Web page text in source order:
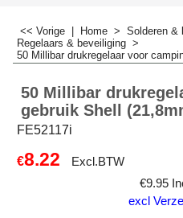
<< Vorige Home > Solderen &
Regelaars & beveiliging >
50 Millibar drukregelaar voor
50 Millibar
gebruik Shell
FE52117i
€8.22
Excl.BTW
€9.95
excl